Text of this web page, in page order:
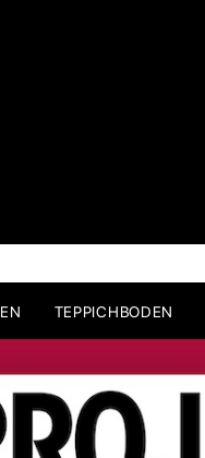
TEPPICHBODEN